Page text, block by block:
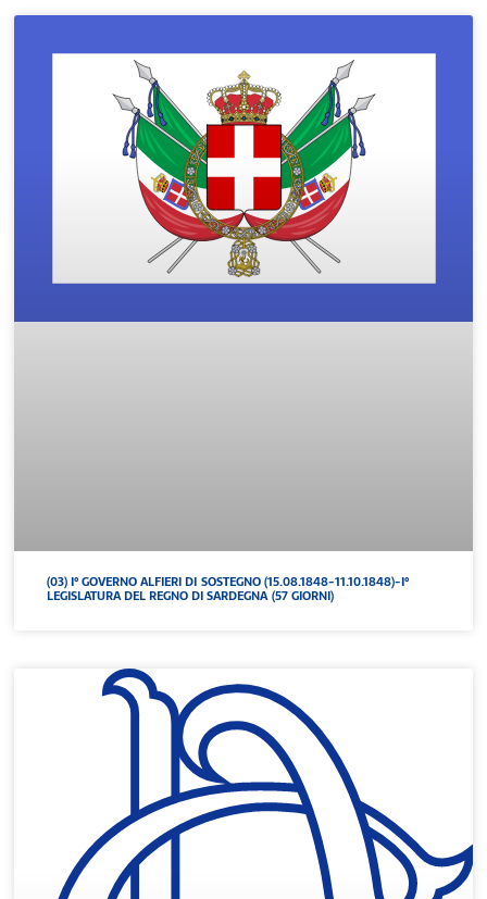
(03) I° GOVERNO ALFIERI DI SOSTEGNO (15.08.1848-11.10.1848)-I°
LEGISLATURA DEL REGNO DI SARDEGNA (57 GIORNI)